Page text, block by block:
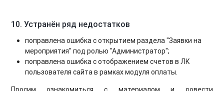
10. Устранён ряд недостатков
поправлена ошибка с открытием раздела "Заявки на
мероприятия" под ролью "Администратор";
поправлена ошибка с отображением счетов в ЛК
пользователя сайта в рамках модуля оплаты.